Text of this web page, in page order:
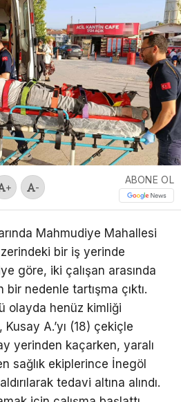
+ -
ABONE OL
Mahmudiye Mahallesi
bir iş yerinde
göre, iki çalışan arasında
nedenle tartışma çıktı.
olayda henüz kimliği
A.’yı (18) çekiçle
yerinden kaçarken, yaralı
sağlık ekiplerince İnegöl
tedavi altına alındı.